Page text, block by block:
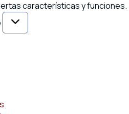
características y funciones.